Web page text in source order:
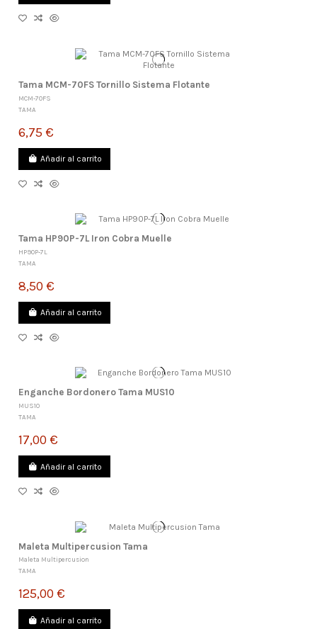
Tama MCM-70FS Tornillo Sistema Flotante
MCM-70FS
TAMA
6,75 €
Añadir al carrito
Tama HP90P-7L Iron Cobra Muelle
HP90P-7L
TAMA
8,50 €
Añadir al carrito
Enganche Bordonero Tama MUS10
MUS10
TAMA
17,00 €
Añadir al carrito
Maleta Multipercusion Tama
Maleta Multipercusion
TAMA
125,00 €
Añadir al carrito